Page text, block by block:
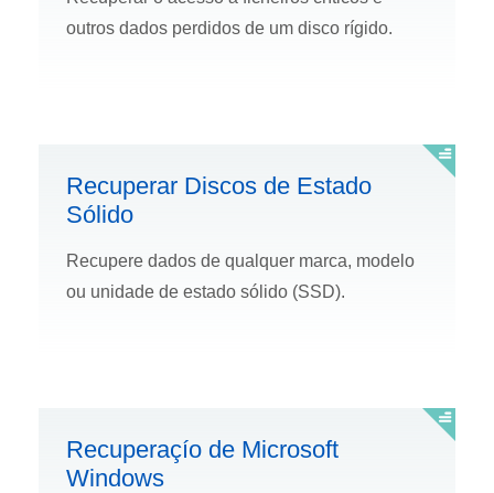
outros dados perdidos de um disco rí­gido.
Recuperar Discos de Estado
Sólido
Recupere dados de qualquer marca, modelo
ou unidade de estado sólido (SSD).
Recuperaçío de Microsoft
Windows